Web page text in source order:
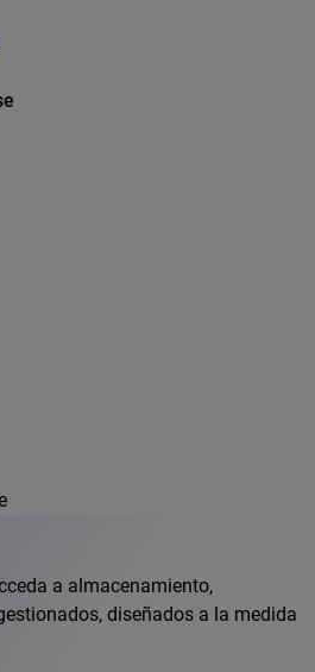
a almacenamiento,
diseñados a la medida